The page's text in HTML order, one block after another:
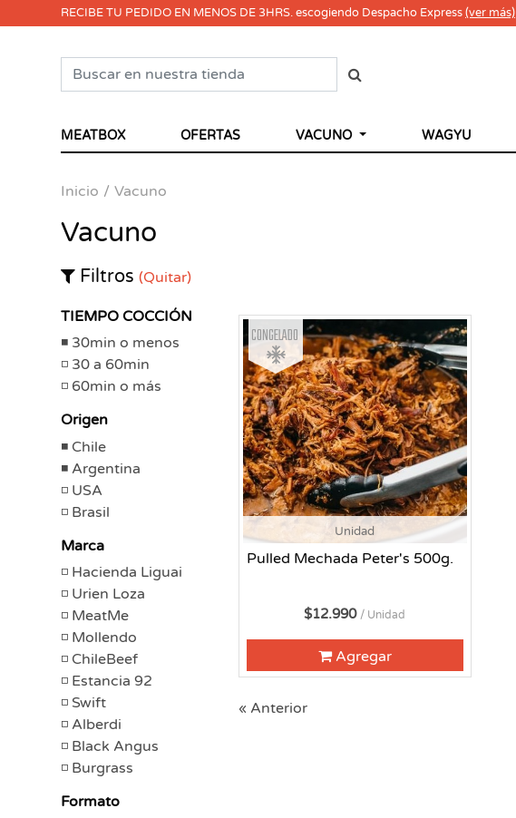
RECIBE TU PEDIDO EN MENOS DE 3HRS. escogiendo Despacho Express(ver más)
MEATBOX OFERTAS VACUNO WAGYU
Inicio Vacuno
Vacuno
Filtros (Quitar)
TIEMPO COCCIÓN
30min o menos
30 a 60min
60min o más
Origen
Chile
Argentina
USA
Brasil
Marca
Hacienda Liguai
Urien Loza
MeatMe
Mollendo
ChileBeef
Estancia 92
Swift
Alberdi
Black Angus
Burgrass
Formato
Unidad
Pulled Mechada Peter's 500g.
Congelado
$12.990 / Unidad
Agregar
« Anterior